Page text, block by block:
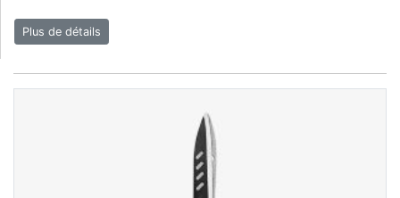
Plus de détails